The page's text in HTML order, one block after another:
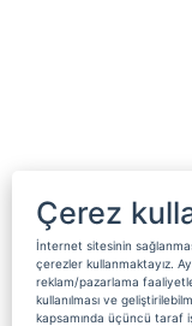
Çerez
İnternet sitesinin
çerezler kullanmaktayız.
reklam/pazarlama
kullanılması ve
kapsamında üçüncü taraf